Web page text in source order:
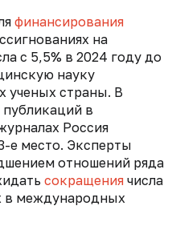
финансирования
на
с 5,5% в 2024 году до
науку
ученых страны. В
в
Россия
е место. Эксперты
отношений ряда
сокращения числа
в международных